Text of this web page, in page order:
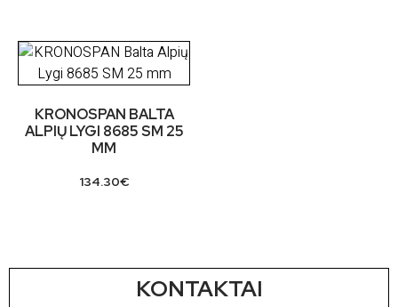
KRONOSPAN BALTA
ALPIŲ LYGI 8685 SM 25
MM
134.30€
KONTAKTAI